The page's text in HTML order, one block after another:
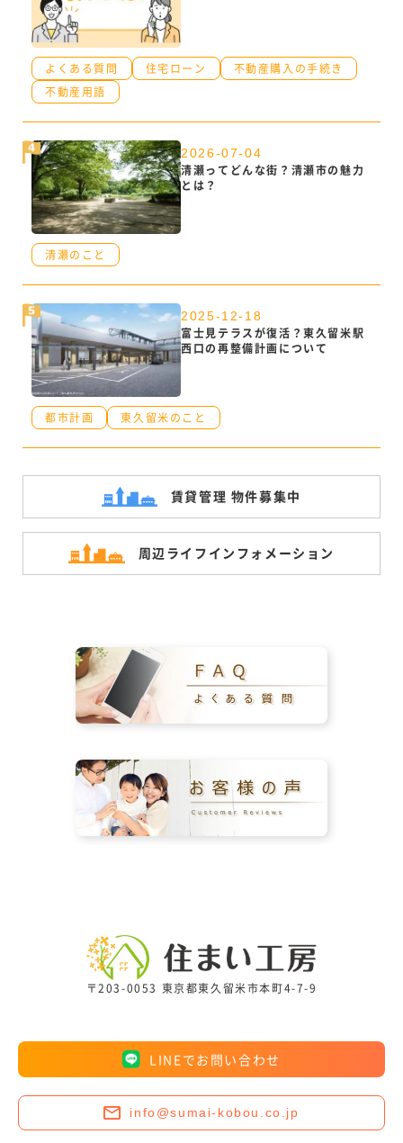
よくある質問 住宅ローン
不動産購入の手続き
不動産用語
2026-07-04
清瀬ってどんな街？清瀬市の魅力
とは？
清瀬のこと
2025-12-18
富士見テラスが復活？東久留米駅
西口の再整備計画について
都市計画 東久留米のこと
賃貸管理 物件募集中
周辺ライフ インフォメーション
〒203-0053 東京都東久留米市本町4-7-9
LINEでお問い合わせ
info@sumai-kobou.co.jp